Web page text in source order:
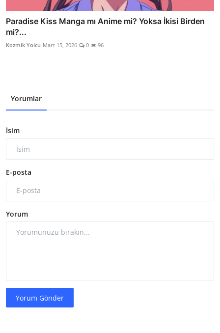
Paradise Kiss Manga mı Anime mi? Yoksa İkisi Birden
mi?...
Kozmik Yolcu Mart 15, 2026 0 96
Yorumlar
İsim
E-posta
Yorum
Yorum Gönder